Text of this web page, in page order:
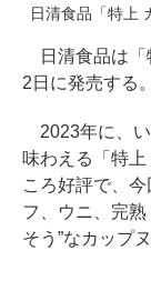
日清食品「特上
日清食品は「
2日に発売する
2023年に、い
味わえる「特
ころ好評で、
フ、ウニ、完
そう”なカップ